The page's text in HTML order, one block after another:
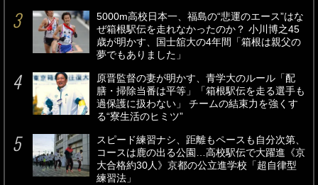
5000m高校日本一、福島の“悲運のエース”はな
ぜ箱根駅伝を走れなかったのか？ 小川博之45
歳が明かす、国士舘大の4年間「箱根は親父の
夢でもありました」
原晋監督の妻が明かす、青学大のルール「配
膳・掃除当番は平等」「箱根駅伝を走る選手も
過保護に扱わない」 チームの結束力を強くす
る“寮生活のヒミツ”
スピード練習ナシ、距離もペースも自分次第、
コースは鹿の出る公園…高校駅伝で大躍進《京
大合格約30人》京都の公立進学校「超自律型
練習法」